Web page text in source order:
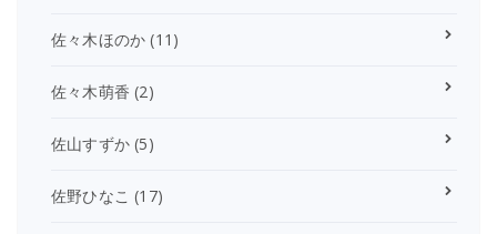
佐々木ほのか (11)
佐々木萌香 (2)
佐山すずか (5)
佐野ひなこ (17)